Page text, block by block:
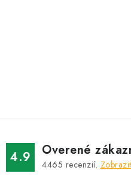
á
d
a
c
4.9 Overené
4465 recenzií.